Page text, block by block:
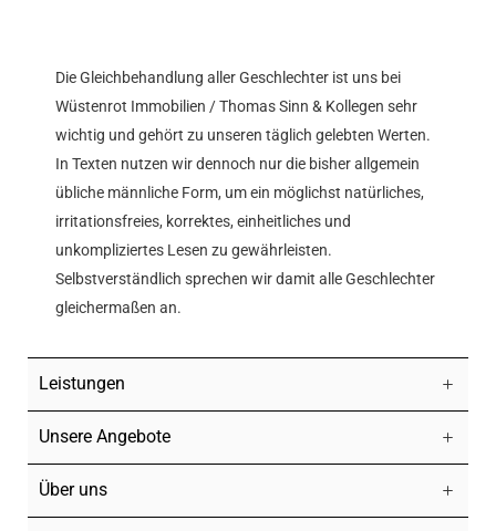
Die Gleichbehandlung aller Geschlechter ist uns bei
Wüstenrot Immobilien / Thomas Sinn & Kollegen sehr
wichtig und gehört zu unseren täglich gelebten Werten.
In Texten nutzen wir dennoch nur die bisher allgemein
übliche männliche Form, um ein möglichst natürliches,
irritationsfreies, korrektes, einheitliches und
unkompliziertes Lesen zu gewährleisten.
Selbstverständlich sprechen wir damit alle Geschlechter
gleichermaßen an.
Leistungen
Unsere Angebote
Über uns